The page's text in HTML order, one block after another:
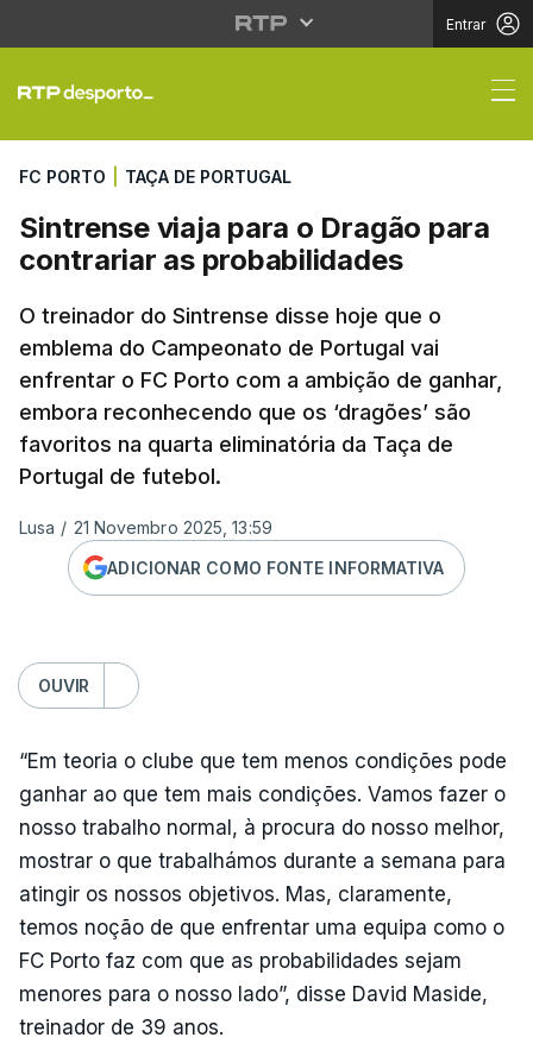
Entrar
Sintrense viaja para
FC PORTO TAÇA DE PORTUGAL
Sintrense viaja para o Dragão para
contrariar as probabilidades
O treinador do Sintrense disse hoje que o
emblema do Campeonato de Portugal vai
enfrentar o FC Porto com a ambição de ganhar,
embora reconhecendo que os ‘dragões’ são
favoritos na quarta eliminatória da Taça de
Portugal de futebol.
Lusa / 21 Novembro 2025, 13:59
ADICIONAR COMO FONTE INFORMATIVA
OUVIR
“Em teoria o clube que tem menos condições pode
ganhar ao que tem mais condições. Vamos fazer o
nosso trabalho normal, à procura do nosso melhor,
mostrar o que trabalhámos durante a semana para
atingir os nossos objetivos. Mas, claramente,
temos noção de que enfrentar uma equipa como o
FC Porto faz com que as probabilidades sejam
menores para o nosso lado”, disse David Maside,
treinador de 39 anos.